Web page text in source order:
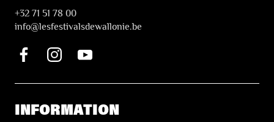
+32 71 51 78 00
info@lesfestivalsdewallonie.be
INFORMATION